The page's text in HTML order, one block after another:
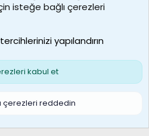
S
isteğe bağlı çerezleri
yapılandırın
kabul et
çerezleri reddedin